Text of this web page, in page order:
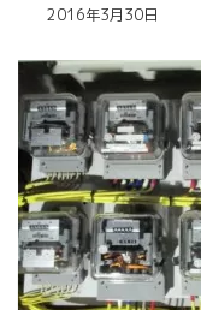
2016年3月30日